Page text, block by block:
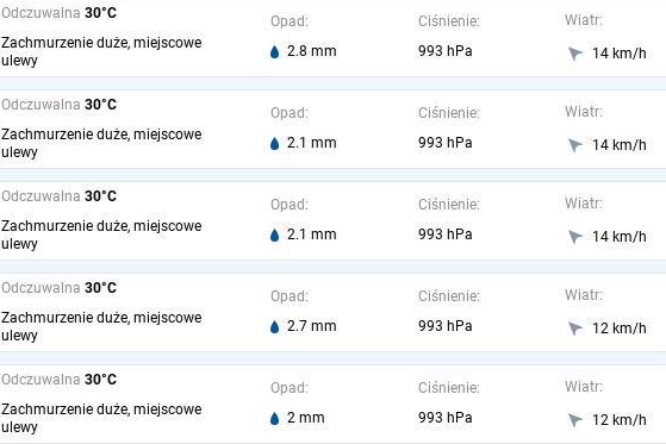
Odczuwalna 30°C
Zachmurzenie duże, miejscowe
ulewy
Opad:
2.8 mm
Ciśnienie:
993 hPa
Wiatr:
14 km/h
Odczuwalna 30°C
Zachmurzenie duże, miejscowe
ulewy
Opad:
2.1 mm
Ciśnienie:
993 hPa
Wiatr:
14 km/h
Odczuwalna 30°C
Zachmurzenie duże, miejscowe
ulewy
Opad:
2.1 mm
Ciśnienie:
993 hPa
Wiatr:
14 km/h
Odczuwalna 30°C
Zachmurzenie duże, miejscowe
ulewy
Opad:
2.7 mm
Ciśnienie:
993 hPa
Wiatr:
12 km/h
Odczuwalna 30°C
Zachmurzenie duże, miejscowe
ulewy
Opad:
2 mm
Ciśnienie:
993 hPa
Wiatr:
12 km/h